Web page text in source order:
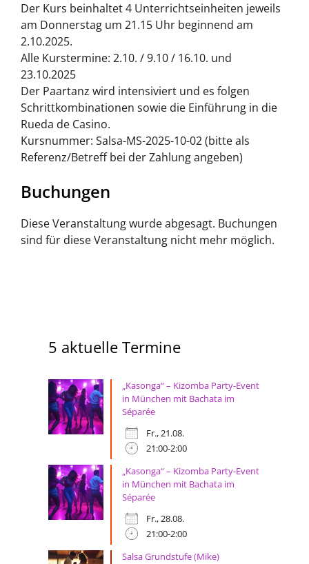
Der Kurs beinhaltet 4 Unterrichtseinheiten jeweils
am Donnerstag um 21.15 Uhr beginnend am
2.10.2025.
Alle Kurstermine: 2.10. / 9.10 / 16.10. und
23.10.2025
Der Paartanz wird intensiviert und es folgen
Schrittkombinationen sowie die Einführung in die
Rueda de Casino.
Kursnummer: Salsa-MS-2025-10-02 (bitte als
Referenz/Betreff bei der Zahlung angeben)
Buchungen
Diese Veranstaltung wurde abgesagt. Buchungen
sind für diese Veranstaltung nicht mehr möglich.
5 aktuelle Termine
„Kasonga“ – Kizomba Party-Event
in München mit Bachata im
Séparée
Fr., 21.08.
21:00-2:00
„Kasonga“ – Kizomba Party-Event
in München mit Bachata im
Séparée
Fr., 28.08.
21:00-2:00
Salsa Grundstufe (Mike)